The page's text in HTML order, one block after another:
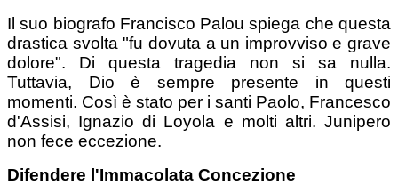
Il suo biografo Francisco Palou spiega che questa
drastica svolta "fu dovuta a un improvviso e grave
dolore". Di questa tragedia non si sa nulla.
Tuttavia, Dio è sempre presente in questi
momenti. Così è stato per i santi Paolo, Francesco
d'Assisi, Ignazio di Loyola e molti altri. Junipero
non fece eccezione.
Difendere l'Immacolata Concezione